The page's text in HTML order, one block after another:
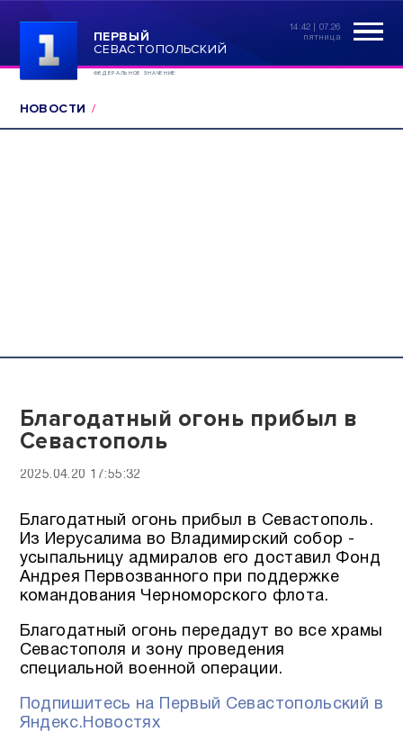
ПЕРВЫЙ
СЕВАСТОПОЛЬСКИЙ
ФЕДЕРАЛЬНОЕ ЗНАЧЕНИЕ
14:42 | 07.26
пятница
НОВОСТИ
Благодатный огонь прибыл в
Севастополь
2025.04.20 17:55:32
Благодатный огонь прибыл в Севастополь.
Из Иерусалима во Владимирский собор -
усыпальницу адмиралов его доставил Фонд
Андрея Первозванного при поддержке
командования Черноморского флота.
Благодатный огонь передадут во все храмы
Севастополя и зону проведения
специальной военной операции.
Подпишитесь на Первый Севастопольский в
Яндекс.Новостях